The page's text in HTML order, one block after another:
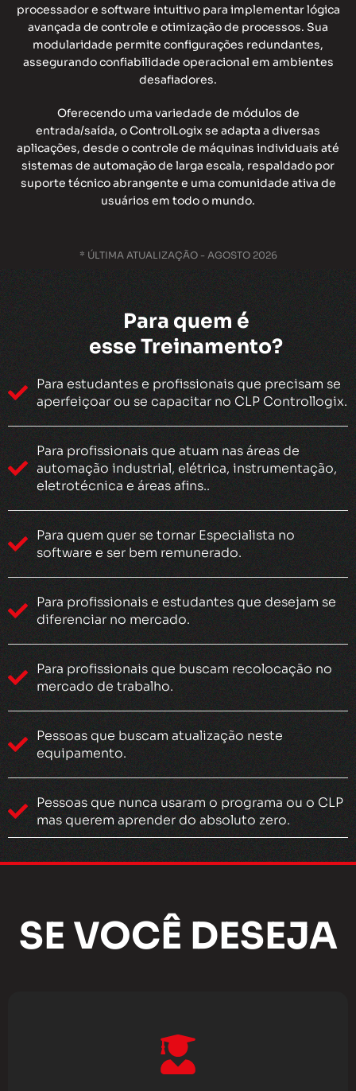
processador e software intuitivo para implementar lógica
avançada de controle e otimização de processos. Sua
modularidade permite configurações redundantes,
assegurando confiabilidade operacional em ambientes
desafiadores.
Oferecendo uma variedade de módulos de
entrada/saída, o ControlLogix se adapta a diversas
aplicações, desde o controle de máquinas individuais até
sistemas de automação de larga escala, respaldado por
suporte técnico abrangente e uma comunidade ativa de
usuários em todo o mundo.
* ÚLTIMA ATUALIZAÇÃO - AGOSTO 2026
Para quem é
esse Treinamento?
Para estudantes e profissionais que precisam se
aperfeiçoar ou se capacitar no CLP Controllogix.
Para profissionais que atuam nas áreas de
automação industrial, elétrica, instrumentação,
eletrotécnica e áreas afins..
Para quem quer se tornar Especialista no
software e ser bem remunerado.
Para profissionais e estudantes que desejam se
diferenciar no mercado.
Para profissionais que buscam recolocação no
mercado de trabalho.
Pessoas que buscam atualização neste
equipamento.
Pessoas que nunca usaram o programa ou o CLP
mas querem aprender do absoluto zero.
SE VOCÊ DESEJA